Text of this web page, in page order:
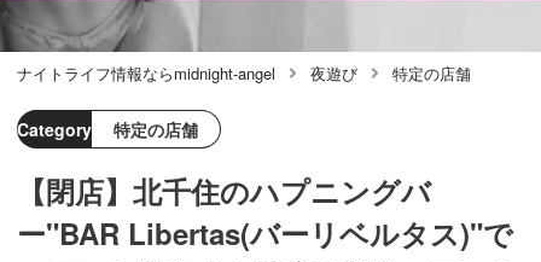
ナイトライフ情報ならmidnight-angel 夜遊び 特定の店舗
Category 特定の店舗
【閉店】北千住のハプニングバ
ー"BAR Libertas(バーリベルタス)"で